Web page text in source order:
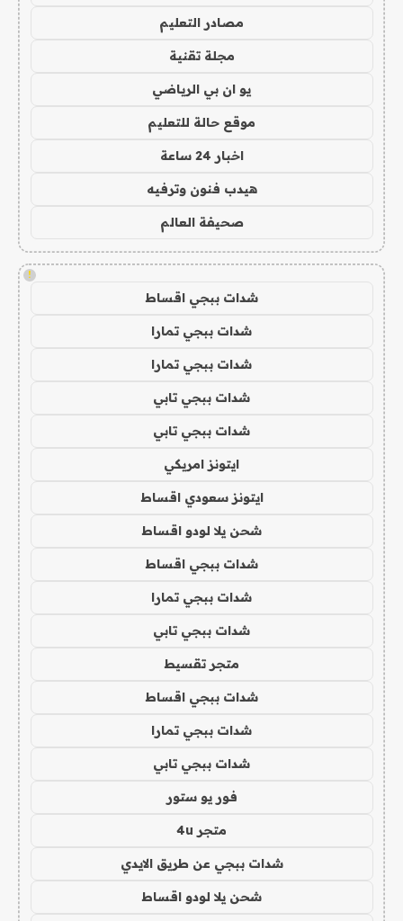
مصادر التعليم
مجلة تقنية
يو ان بي الرياضي
موقع حالة للتعليم
اخبار 24 ساعة
هيدب فنون وترفيه
صحيفة العالم
!
شدات ببجي اقساط
شدات ببجي تمارا
شدات ببجي تمارا
شدات ببجي تابي
شدات ببجي تابي
ايتونز امريكي
ايتونز سعودي اقساط
شحن يلا لودو اقساط
شدات ببجي اقساط
شدات ببجي تمارا
شدات ببجي تابي
متجر تقسيط
شدات ببجي اقساط
شدات ببجي تمارا
شدات ببجي تابي
فور يو ستور
متجر 4u
شدات ببجي عن طريق الايدي
شحن يلا لودو اقساط